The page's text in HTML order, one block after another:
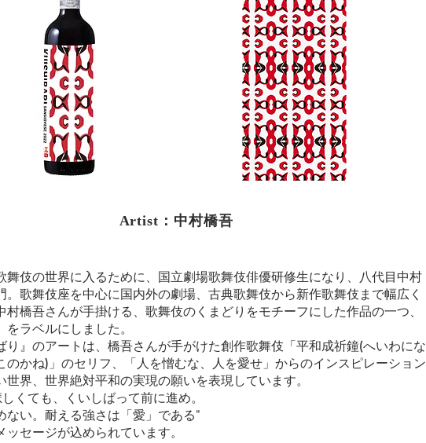
Artist：中村橋吾
舞伎の世界に入るために、国立劇場歌舞伎俳優研修生になり、八代目中村
。歌舞伎座を中心に国内外の劇場、古典歌舞伎から新作歌舞伎まで幅広く
村橋吾さんが手掛ける、歌舞伎のくまどりをモチーフにした作品の一つ、
をラベルにしました。
り』のアートは、橋吾さんが手がけた創作歌舞伎「平和成祈鐘(へいわにな
のかね)」のセリフ、「人を憎むな、人を愛せ」からのインスピレーション
世界、世界絶対平和の実現の願いを表現しています。
くても、くいしばって前に進め。
ない。耐える強さは「愛」である"
ッセージが込められています。